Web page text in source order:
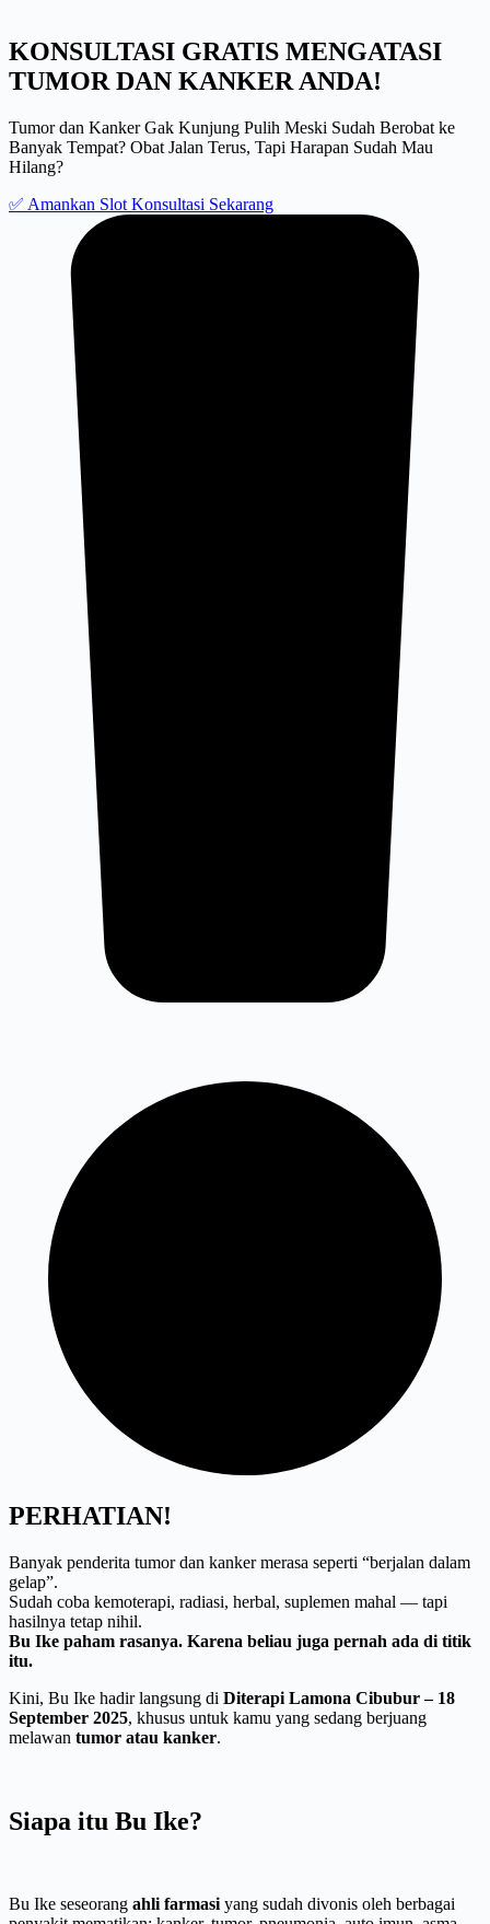
KONSULTASI GRATIS MENGATASI
TUMOR DAN KANKER ANDA!
Tumor dan Kanker Gak Kunjung Pulih Meski Sudah Berobat ke
Banyak Tempat? Obat Jalan Terus, Tapi Harapan Sudah Mau
Hilang?
✅ Amankan Slot Konsultasi Sekarang
PERHATIAN!
Banyak penderita tumor dan kanker merasa seperti “berjalan dalam
gelap”.
Sudah coba kemoterapi, radiasi, herbal, suplemen mahal — tapi
hasilnya tetap nihil.
Bu Ike paham rasanya. Karena beliau juga pernah ada di titik
itu.
Kini, Bu Ike hadir langsung di Diterapi Lamona Cibubur – 18
September 2025, khusus untuk kamu yang sedang berjuang
melawan tumor atau kanker.
Siapa itu Bu Ike?
Bu Ike seseorang ahli farmasiyang sudah divonis oleh berbagai